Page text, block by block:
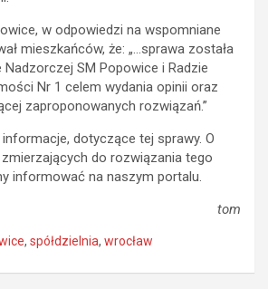
w odpowiedzi na wspomniane
mieszkańców, że: „…sprawa została
Nadzorczej SM Popowice i Radzie
Nr 1 celem wydania opinii oraz
zaproponowanych rozwiązań.”
dotyczące tej sprawy. O
do rozwiązania tego
informować na naszym portalu.
tom
, spółdzielnia, wrocław